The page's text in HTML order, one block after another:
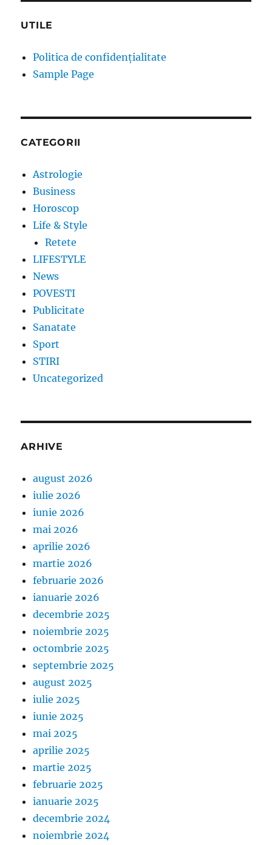
UTILE
Politica de confidențialitate
Sample Page
CATEGORII
Astrologie
Business
Horoscop
Life & Style
Retete
LIFESTYLE
News
POVESTI
Publicitate
Sanatate
Sport
STIRI
Uncategorized
ARHIVE
august 2026
iulie 2026
iunie 2026
mai 2026
aprilie 2026
martie 2026
februarie 2026
ianuarie 2026
decembrie 2025
noiembrie 2025
octombrie 2025
septembrie 2025
august 2025
iulie 2025
iunie 2025
mai 2025
aprilie 2025
martie 2025
februarie 2025
ianuarie 2025
decembrie 2024
noiembrie 2024